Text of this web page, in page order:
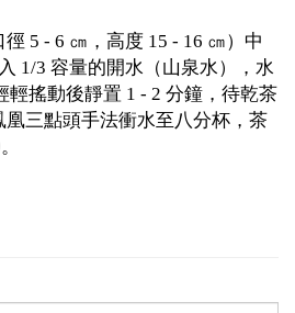
徑 5 - 6 ㎝，高度 15 - 16 ㎝）中
1/3 容量的開水（山泉水），水
輕搖動後靜置 1 - 2 分鐘，待乾茶
三點頭手法衝水至八分杯，茶
。